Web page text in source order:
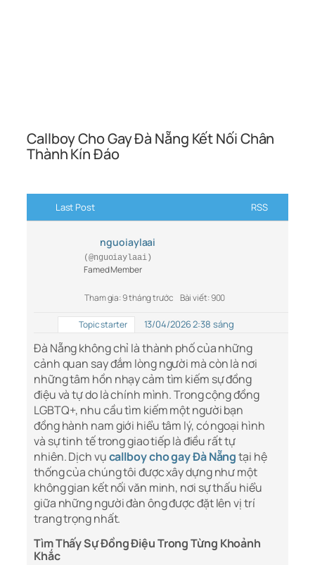
Callboy Cho Gay Đà Nẵng Kết Nối Chân
Thành Kín Đáo
Last Post RSS
nguoiaylaai
(@nguoiaylaai)
Famed Member
Tham gia: 9 tháng trước Bài viết: 900
Topic starter 13/04/2026 2:38 sáng
Đà Nẵng không chỉ là thành phố của những
cảnh quan say đắm lòng người mà còn là nơi
những tâm hồn nhạy cảm tìm kiếm sự đồng
điệu và tự do là chính mình. Trong cộng đồng
LGBTQ+, nhu cầu tìm kiếm một người bạn
đồng hành nam giới hiểu tâm lý, có ngoại hình
và sự tinh tế trong giao tiếp là điều rất tự
nhiên. Dịch vụcallboy cho gay Đà Nẵngtại hệ
thống của chúng tôi được xây dựng như một
không gian kết nối văn minh, nơi sự thấu hiểu
giữa những người đàn ông được đặt lên vị trí
trang trọng nhất.
Tìm Thấy Sự Đồng Điệu Trong Từng Khoảnh
Khắc